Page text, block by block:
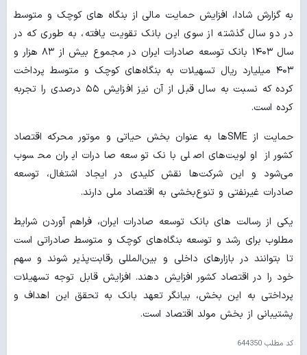
به گزارش شادا، افزایش حمایت مالی از بنگاه های کوچک و متوسط
در دو سال گذشته از سوی این بانک تقویت یافته، به طوری که در
سال ۱۴۰۳ بانک توسعه صادرات ایران در مجموع بیش از ۸۳ هزار و
۴۰۳ میلیارد ریال تسهیلات به بنگاه‌های کوچک و متوسط پرداخت
کرده که نسبت به سال قبل از آن نیز افزایش ۵۵ درصدی را تجربه
کرده است.
حمایت از SME‌ها به عنوان بخش حیاتی و موتور محرکه اقتصاد
کشور از اولویت‌های اصلی بانک توسعه صادرات ایران محسوب
می‌شود و این شرکت‌ها نقش کلیدی در ایجاد اشتغال، توسعه
صادرات غیرنفتی و تنوع‌بخشی به اقتصاد ملی دارند.
یکی از رسالت های بانک توسعه صادرات ایران، فراهم آوردن شرایط
مطلوب برای رشد و توسعه بنگاه‌های کوچک و متوسط صادراتی است
تا بتوانند در بازارهای داخلی و بین‌المللی رقابت‌پذیر شوند و سهم
خود را در اقتصاد کشور افزایش دهند. افزایش قابل توجه تسهیلات
پرداختی به این بخش، بیانگر تعهد بانک به تحقق این اهداف و
پشتیبانی از بخش مولد اقتصاد است.
کد مطلب 644350